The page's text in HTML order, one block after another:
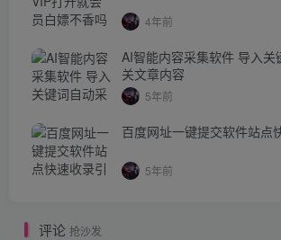
4年前
AI智能内容采集软件 导入关
关文章内容
5年前
百度网址一键提交软件站点
5年前
评论 抢沙发